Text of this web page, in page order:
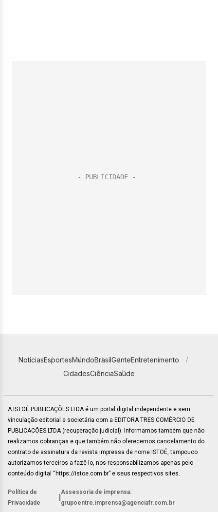
NotíciasEsportesMundoBrasilGenteEntretenimento
CidadesCiênciaSaúde
A ISTOÉ PUBLICAÇÕES LTDA é um portal digital independente e sem
vinculação editorial e societária com a EDITORA TRES COMÉRCIO DE
PUBLICACÕES LTDA (recuperação judicial). Informamos também que não
realizamos cobranças e que também não oferecemos cancelamento do
contrato de assinatura da revista impressa de nome ISTOÉ, tampouco
autorizamos terceiros a fazê-lo, nos responsabilizamos apenas pelo
conteúdo digital “https://istoe.com.br” e seus respectivos sites.
Política de
Privacidade
Assessoria de imprensa:
grupoentre.imprensa@agenciafr.com.br